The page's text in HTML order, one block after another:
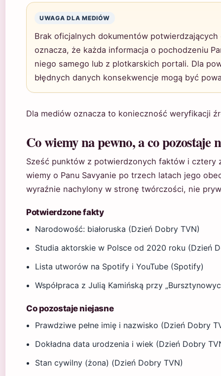
UWAGA DLA MEDIÓW
Brak oficjalnych dokumentów
oznacza, że każda informacja o pochodzeniu
niego samego lub z plotkarskich portali. Dla
błędnych danych konsekwencje mogą być
Dla mediów oznacza to konieczność weryfikacji
Co wiemy na pewno, a co pozostaje
Sześć punktów z potwierdzonych faktów i cztery
wiemy o Panu Savyanie po trzech latach jego
wyraźnie nachylony w stronę twórczości, nie
Potwierdzone fakty
Narodowość: białoruska (Dzień Dobry TVN)
Studia aktorskie w Polsce od 2020 roku (Dzień
Lista utworów na Spotify i YouTube (Spotify)
Współpraca z Julią Kamińską przy
Co pozostaje niejasne
Prawdziwe pełne imię i nazwisko (Dzień Dobry
Dokładna data urodzenia i wiek (Dzień Dobry
Stan cywilny (żona) (Dzień Dobry TVN)